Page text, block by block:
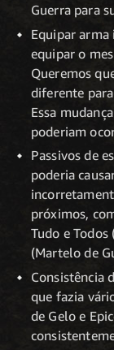
Guerra para
Equipar arma
equipar o
Queremos
diferente
Essa
poderiam
Passivos de
poderia
próximos,
Tudo e
(Martelo de
Consistência
que fazia
de Gelo e